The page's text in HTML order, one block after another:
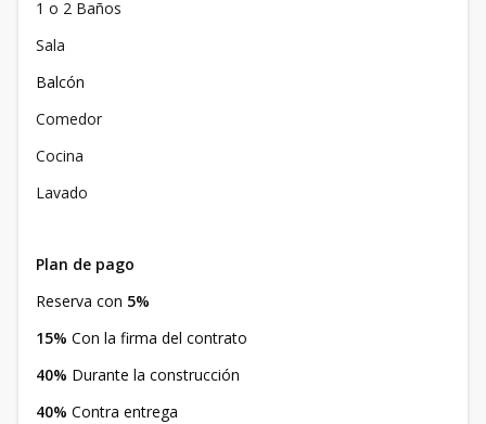
1 o 2 Baños
Sala
Balcón
Comedor
Cocina
Lavado
Plan de pago
Reserva con 5%
15% Con la firma del contrato
40% Durante la construcción
40% Contra entrega